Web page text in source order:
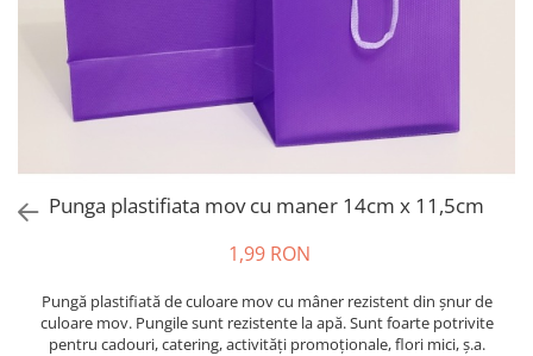
Punga plastifiata mov cu maner 14cm x 11,5cm
1,99 RON
Pungă plastifiată de culoare mov cu mâner rezistent din șnur de
culoare mov. Pungile sunt rezistente la apă. Sunt foarte potrivite
pentru cadouri, catering, activități promoționale, flori mici, ș.a.